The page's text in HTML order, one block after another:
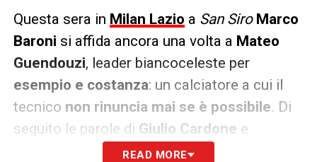
Questa sera in Milan Lazio a San Siro Marco
Baroni si affida ancora una volta a Mateo
Guendouzi, leader biancoceleste per
esempio e costanza: un calciatore a cui il
tecnico non rinuncia mai se è possibile. Di
seguito le parole di Giulio Cardone e
ala Repubblica
READ MORE